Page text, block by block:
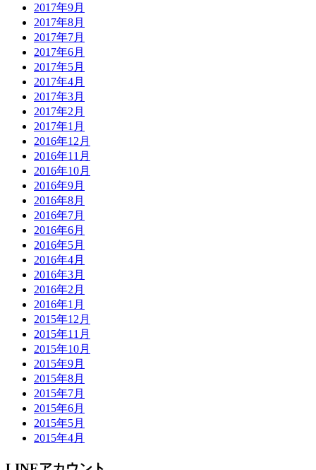
2017年9月
2017年8月
2017年7月
2017年6月
2017年5月
2017年4月
2017年3月
2017年2月
2017年1月
2016年12月
2016年11月
2016年10月
2016年9月
2016年8月
2016年7月
2016年6月
2016年5月
2016年4月
2016年3月
2016年2月
2016年1月
2015年12月
2015年11月
2015年10月
2015年9月
2015年8月
2015年7月
2015年6月
2015年5月
2015年4月